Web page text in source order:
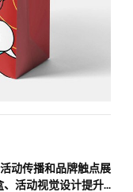
动传播和品牌触点展
活动视觉设计提升...